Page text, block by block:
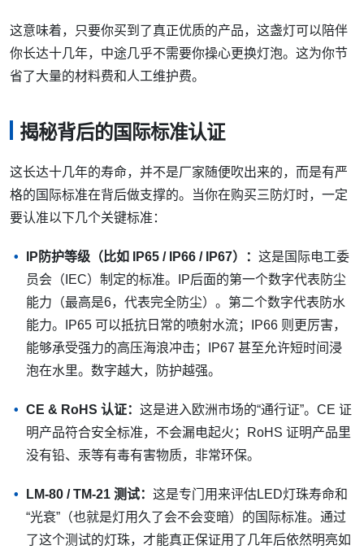
这意味着，只要你买到了真正优质的产品，这盏灯可以陪伴
你长达十几年，中途几乎不需要你操心更换灯泡。这为你节
省了大量的材料费和人工维护费。
揭秘背后的国际标准认证
这长达十几年的寿命，并不是厂家随便吹出来的，而是有严
格的国际标准在背后做支撑的。当你在购买三防灯时，一定
要认准以下几个关键标准：
IP防护等级（比如 IP65 / IP66 / IP67）： 这是国际电工委
员会（IEC）制定的标准。IP后面的第一个数字代表防尘
能力（最高是6，代表完全防尘）。第二个数字代表防水
能力。IP65 可以抵抗日常的喷射水流；IP66 则更厉害，
能够承受强力的高压海浪冲击；IP67 甚至允许短时间浸
泡在水里。数字越大，防护越强。
CE & RoHS 认证： 这是进入欧洲市场的“通行证”。CE 证
明产品符合安全标准，不会漏电起火；RoHS 证明产品里
没有铅、汞等有毒有害物质，非常环保。
LM-80 / TM-21 测试： 这是专门用来评估LED灯珠寿命和
“光衰”（也就是灯用久了会不会变暗）的国际标准。通过
了这个测试的灯珠，才能真正保证用了几年后依然明亮如